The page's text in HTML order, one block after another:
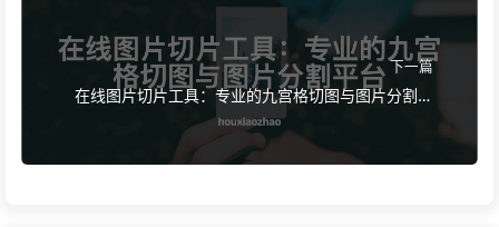
下一篇
在线图片切片工具：专业的九宫格切图与图片分割平